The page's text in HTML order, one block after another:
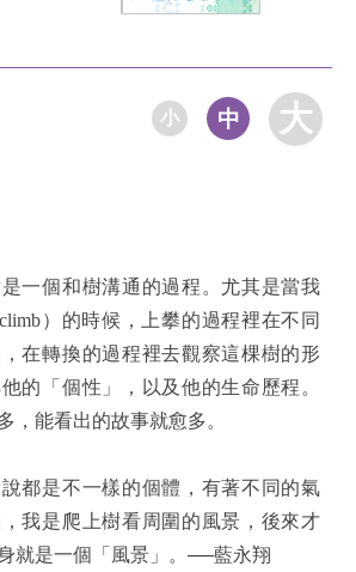
小 中 大
一個和樹溝通的過程。尤其是當我
）的時候，上攀的過程裡在不同
在轉換的過程裡去觀察這棵樹的形
的「個性」，以及他的生命歷程。
，能看出的故事就愈多。
都是不一樣的個體，有著不同的氣
我是爬上樹看周圍的風景，後來才
就是一個「風景」。──藍永翔